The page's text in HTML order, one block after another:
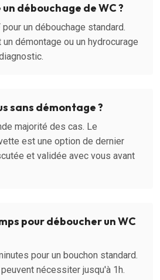
débouchage de WC ?
un débouchage standard.
démontage ou un hydrocurage
sans démontage ?
majorité des cas. Le
est une option de dernier
et validée avec vous avant
pour déboucher un WC
pour un bouchon standard.
nécessiter jusqu'à 1h.